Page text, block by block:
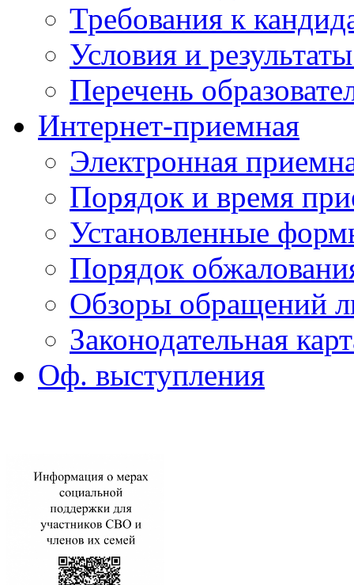
Требования к
Условия и
Перечень
Интернет-приемная
Электронная
Порядок и время
Установленные
Порядок
Обзоры обращений
Законодательная
Оф. выступления